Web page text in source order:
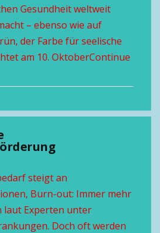
Gesundheit weltweit
– ebenso wie auf
der Farbe für seelische
am 10. OktoberContinue
steigt an
Burn-out: Immer mehr
laut Experten unter
Doch oft werden